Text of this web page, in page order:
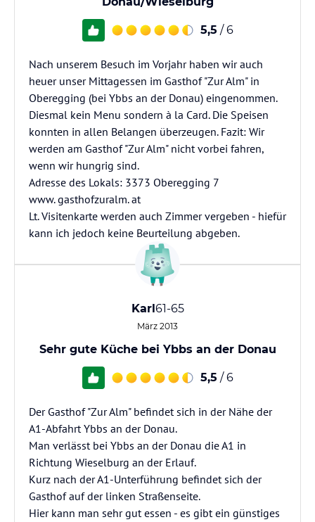
5,5 / 6
Nach unserem Besuch im Vorjahr haben wir auch
heuer unser Mittagessen im Gasthof "Zur Alm" in
Oberegging (bei Ybbs an der Donau) eingenommen.
Diesmal kein Menu sondern à la Card. Die Speisen
konnten in allen Belangen überzeugen. Fazit: Wir
werden am Gasthof "Zur Alm" nicht vorbei fahren,
wenn wir hungrig sind.
Adresse des Lokals: 3373 Oberegging 7
www. gasthofzuralm. at
Lt. Visitenkarte werden auch Zimmer vergeben - hiefür
kann ich jedoch keine Beurteilung abgeben.
Karl61-65
März 2013
Sehr gute Küche bei Ybbs an der Donau
5,5 / 6
Der Gasthof "Zur Alm" befindet sich in der Nähe der
A1-Abfahrt Ybbs an der Donau.
Man verlässt bei Ybbs an der Donau die A1 in
Richtung Wieselburg an der Erlauf.
Kurz nach der A1-Unterführung befindet sich der
Gasthof auf der linken Straßenseite.
Hier kann man sehr gut essen - es gibt ein günstiges